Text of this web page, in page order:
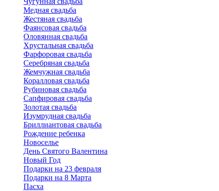
Медная свадьба
Жестяная свадьба
Фаянсовая свадьба
Оловянная свадьба
Хрустальная свадьба
Фарфоровая свадьба
Серебряная свадьба
Жемчужная свадьба
Коралловая свадьба
Рубиновая свадьба
Сапфировая свадьба
Золотая свадьба
Изумрудная свадьба
Бриллиантовая свадьба
Рождение ребенка
Новоселье
День Святого Валентина
Новый Год
Подарки на 23 февраля
Подарки на 8 Марта
Пасха